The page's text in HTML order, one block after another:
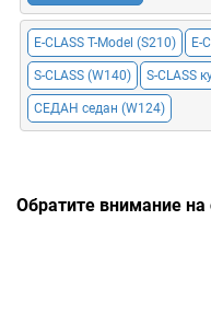
E-CLASS T-Model (S210) E-
S-CLASS (W140) S-CLASS
СЕДАН седан (W124)
Обратите внимание